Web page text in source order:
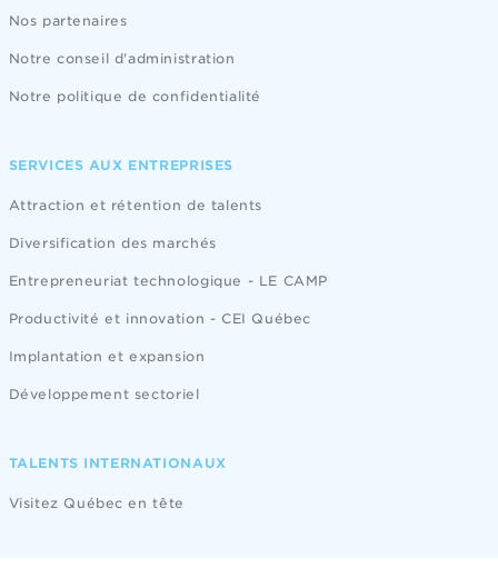
Nos partenaires
Notre conseil d'administration
Notre politique de confidentialité
SERVICES AUX ENTREPRISES
Attraction et rétention de talents
Diversification des marchés
Entrepreneuriat technologique - LE CAMP
Productivité et innovation - CEI Québec
Implantation et expansion
Développement sectoriel
TALENTS INTERNATIONAUX
Visitez Québec en tête